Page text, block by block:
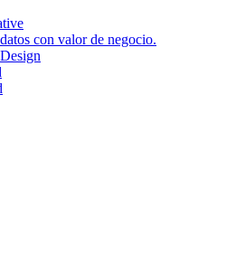
con valor de negocio.